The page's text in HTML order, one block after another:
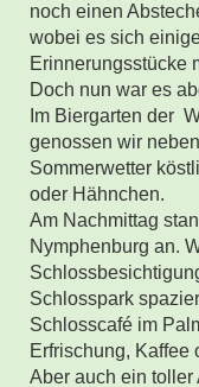
noch einen
wobei es sich
Erinnerungsstücke
Doch nun war es
Im Biergarten der
genossen wir
Sommerwetter
oder Hähnchen.
Am Nachmittag
Nymphenburg an.
Schlosspark
Schlosscafé im
Erfrischung, Kaffee
Aber auch ein